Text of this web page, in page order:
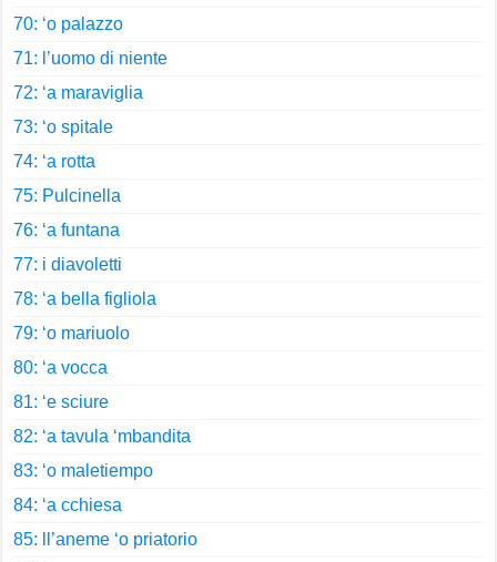
70: ‘o palazzo
71: l’uomo di niente
72: ‘a maraviglia
73: ‘o spitale
74: ‘a rotta
75: Pulcinella
76: ‘a funtana
77: i diavoletti
78: ‘a bella figliola
79: ‘o mariuolo
80: ‘a vocca
81: ‘e sciure
82: ‘a tavula ‘mbandita
83: ‘o maletiempo
84: ‘a cchiesa
85: ll’aneme ‘o priatorio